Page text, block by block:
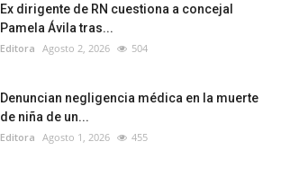
Ex dirigente de RN cuestiona a concejal
Pamela Ávila tras...
Editora Agosto 2, 2026 504
Denuncian negligencia médica en la muerte
de niña de un...
Editora Agosto 1, 2026 455